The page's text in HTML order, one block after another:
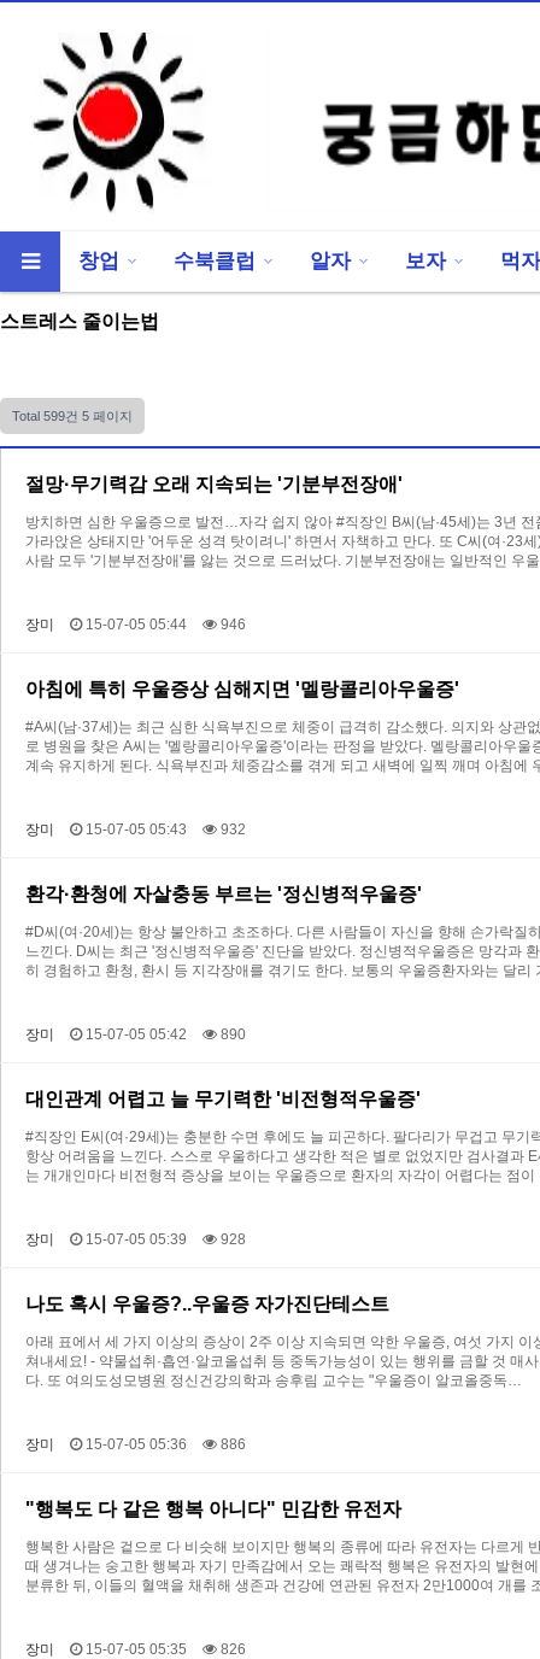
창업 수북클럽 알자 보자
먹자
스트레스 줄이는법
Total 599건 5 페이지
절망·무기력감 오래 지속되는 '기분부전장애'
방치하면 심한 우울증으로 발전…자각 쉽지 않아 #직장인 B씨(남·45세)는 3년
가라앉은 상태지만 '어두운 성격 탓이려니' 하면서 자책하고 만다. 또 C씨(여·23
사람 모두 '기분부전장애'를 앓는 것으로 드러났다. 기분부전장애는 일반적인 우
장미 15-07-05 05:44 946
아침에 특히 우울증상 심해지면 '멜랑콜리아우울증'
#A씨(남·37세)는 최근 심한 식욕부진으로 체중이 급격히 감소했다. 의지와 상
로 병원을 찾은 A씨는 '멜랑콜리아우울증'이라는 판정을 받았다. 멜랑콜리아우
계속 유지하게 된다. 식욕부진과 체중감소를 겪게 되고 새벽에 일찍 깨며 아침에
장미 15-07-05 05:43 932
환각·환청에 자살충동 부르는 '정신병적우울증'
#D씨(여·20세)는 항상 불안하고 초조하다. 다른 사람들이 자신을 향해 손가락
느낀다. D씨는 최근 '정신병적우울증' 진단을 받았다. 정신병적우울증은 망각과
히 경험하고 환청, 환시 등 지각장애를 겪기도 한다. 보통의 우울증환자와는 달
장미 15-07-05 05:42 890
대인관계 어렵고 늘 무기력한 '비전형적우울증'
#직장인 E씨(여·29세)는 충분한 수면 후에도 늘 피곤하다. 팔다리가 무겁고 무
항상 어려움을 느낀다. 스스로 우울하다고 생각한 적은 별로 없었지만 검사결과
는 개개인마다 비전형적 증상을 보이는 우울증으로 환자의 자각이 어렵다는 점
장미 15-07-05 05:39 928
나도 혹시 우울증?..우울증 자가진단테스트
아래 표에서 세 가지 이상의 증상이 2주 이상 지속되면 약한 우울증, 여섯 가지
쳐내세요! - 약물섭취·흡연·알코올섭취 등 중독가능성이 있는 행위를 금할 것
다. 또 여의도성모병원 정신건강의학과 송후림 교수는 "우울증이 알코올중독…
장미 15-07-05 05:36 886
"행복도 다 같은 행복 아니다" 민감한 유전자
행복한 사람은 겉으로 다 비슷해 보이지만 행복의 종류에 따라 유전자는 다르게
때 생겨나는 숭고한 행복과 자기 만족감에서 오는 쾌락적 행복은 유전자의 발현
분류한 뒤, 이들의 혈액을 채취해 생존과 건강에 연관된 유전자 2만1000여 개를
장미 15-07-05 05:35 826